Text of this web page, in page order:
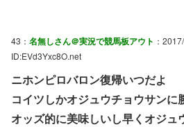
43： 名無しさん＠実況で競馬板アウト ：
ID:EVd3Yxc8O.net
ニホンピロバロン復帰いつだよ
コイツしかオジュウチョウサンに
オッズ的に美味しいし早くオジュ